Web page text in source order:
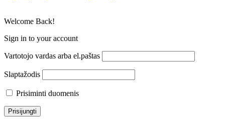
Welcome Back!
Sign in to your account
Vartotojo vardas arba el.paštas
Slaptažodis
Prisiminti duomenis